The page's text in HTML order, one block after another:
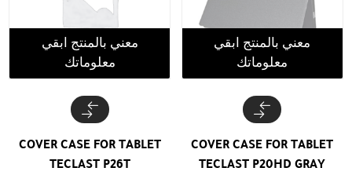
معني بالمنتج ابقي
معلوماتك
COVER CASE FOR TABLET
TECLAST P20HD GRAY
معني بالمنتج ابقي
معلوماتك
COVER CASE FOR TABLET
TECLAST P26T